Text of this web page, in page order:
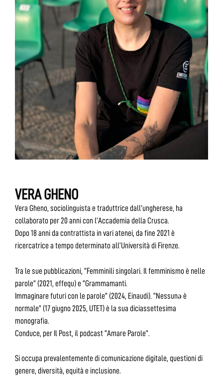
VERA GHENO
Vera Gheno, sociolinguista e traduttrice dall’ungherese, ha
collaborato per 20 anni con l’Accademia della Crusca.
Dopo 18 anni da contrattista in vari atenei, da fine 2021 è
ricercatrice a tempo determinato all’Università di Firenze.
Tra le sue pubblicazioni, “Femminili singolari. Il femminismo è nelle
parole” (2021, effequ) e “Grammamanti.
Immaginare futuri con le parole” (2024, Einaudi). “Nessunə è
normale” (17 giugno 2025, UTET) è la sua diciassettesima
monografia.
Conduce, per Il Post, il podcast “Amare Parole”.
Si occupa prevalentemente di comunicazione digitale, questioni di
genere, diversità, equità e inclusione.